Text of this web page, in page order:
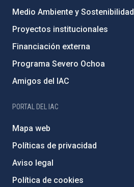
Medio Ambiente y Sostenibilidad
Proyectos institucionales
Financiación externa
Programa Severo Ochoa
Amigos del IAC
PORTAL DEL IAC
Mapa web
Políticas de privacidad
Aviso legal
Política de cookies